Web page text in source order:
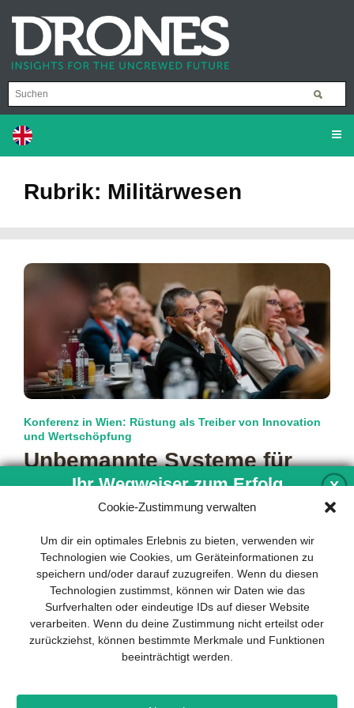
Cookie-Zustimmung verwalten
Um dir ein optimales Erlebnis zu bieten, verwenden wir
Technologien wie Cookies, um Geräteinformationen zu
speichern und/oder darauf zuzugreifen. Wenn du diesen
Technologien zustimmst, können wir Daten wie das
Surfverhalten oder eindeutige IDs auf dieser Website
verarbeiten. Wenn du deine Zustimmung nicht erteilst oder
zurückziehst, können bestimmte Merkmale und Funktionen
beeinträchtigt werden.
Rubrik: Militärwesen
Konferenz in Wien: Rüstung als Treiber von Innovation
und Wertschöpfung
Unbemannte Systeme für
das Militär
Über viele Jahre waren Militärwesen und Verteidigungspolitik
das hat sich seit demmehr…
Impressum Datenschutz Kontakt Drones+ Magazin-
X
Ihr Wegweiser zum Erfolg
nachhaltigen Geschäftsmodells sind für
jedes Unternehmen unverzichtbar. Das
Business Model Canvas hilft, sich dabei
auf das Wesentliche zu konzentrieren
und stets im Blick zu behalten, worauf es
wirklich ankommt.
Abonnieren Sie unseren kostenlosen